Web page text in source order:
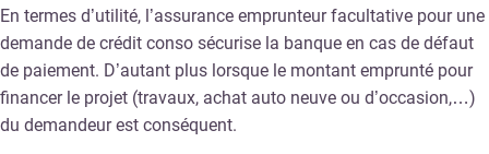
En termes d’utilité, l’assurance emprunteur facultative pour une
demande de crédit conso sécurise la banque en cas de défaut
de paiement. D’autant plus lorsque le montant emprunté pour
financer le projet (travaux, achat auto neuve ou d’occasion,…)
du demandeur est conséquent.